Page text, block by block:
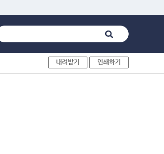
내려받기 인쇄하기